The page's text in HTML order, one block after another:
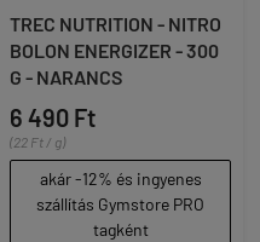
TREC NUTRITION - NITRO
BOLON ENERGIZER - 300
G - NARANCS
6 490 Ft
(22 Ft / g)
akár -12% és ingyenes
szállítás Gymstore PRO
tagként